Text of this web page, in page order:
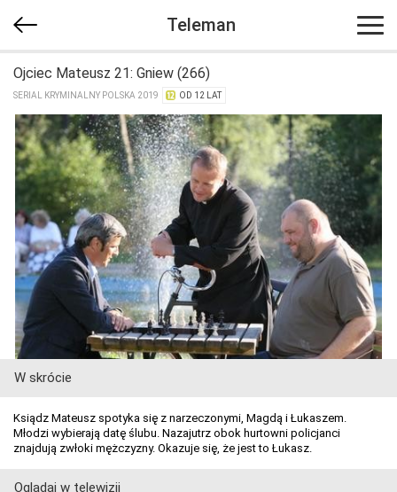
Teleman
Ojciec Mateusz 21: Gniew (266)
SERIAL KRYMINALNY POLSKA 2019 OD 12 LAT
W skrócie
Ksiądz Mateusz spotyka się z narzeczonymi, Magdą i Łukaszem.
Młodzi wybierają datę ślubu. Nazajutrz obok hurtowni policjanci
znajdują zwłoki mężczyzny. Okazuje się, że jest to Łukasz.
Oglądaj w telewizji